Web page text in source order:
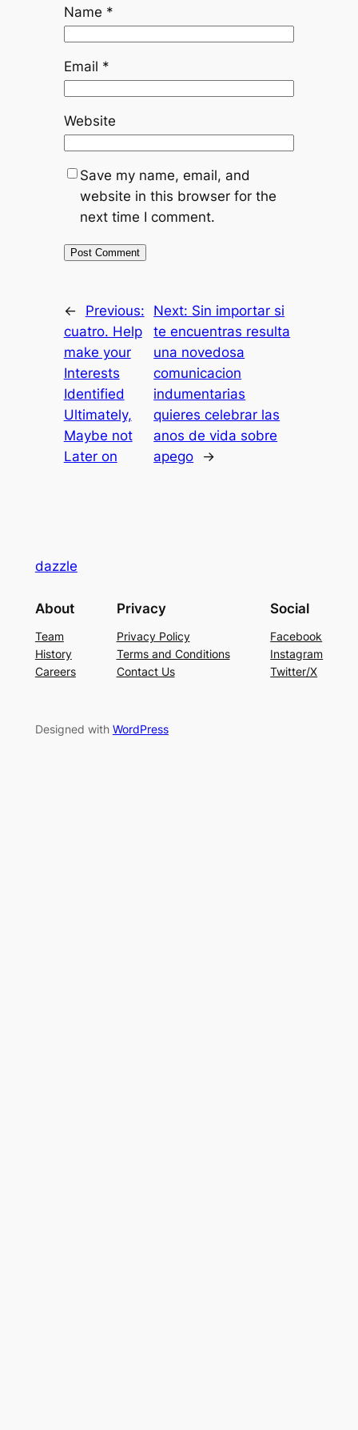
Name *
Email *
Website
Save my name, email, and
website in this browser for the
next time I comment.
←
Previous:
cuatro. Help
make your
Interests
Identified
Ultimately,
Maybe not
Later on
Next: Sin importar si
te encuentras resulta
una novedosa
comunicacion
indumentarias
quieres celebrar las
anos de vida sobre
apego
→
dazzle
About
Team
History
Careers
Privacy
Privacy Policy
Terms and Conditions
Contact Us
Social
Facebook
Instagram
Twitter/X
Designed with WordPress